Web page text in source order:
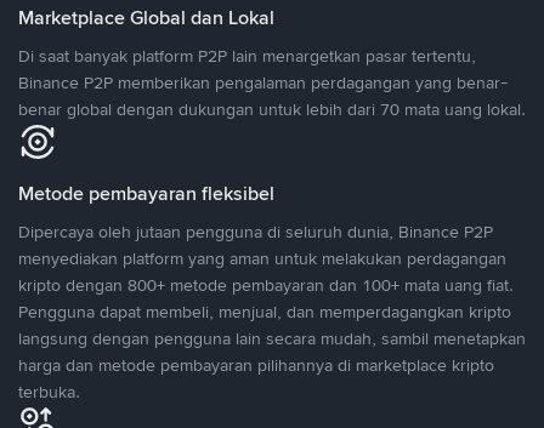
Marketplace Global dan Lokal
Di saat banyak platform P2P lain menargetkan pasar tertentu,
Binance P2P memberikan pengalaman perdagangan yang benar-
benar global dengan dukungan untuk lebih dari 70 mata uang lokal.
Metode pembayaran fleksibel
Dipercaya oleh jutaan pengguna di seluruh dunia, Binance P2P
menyediakan platform yang aman untuk melakukan perdagangan
kripto dengan 800+ metode pembayaran dan 100+ mata uang fiat.
Pengguna dapat membeli, menjual, dan memperdagangkan kripto
langsung dengan pengguna lain secara mudah, sambil menetapkan
harga dan metode pembayaran pilihannya di marketplace kripto
terbuka.